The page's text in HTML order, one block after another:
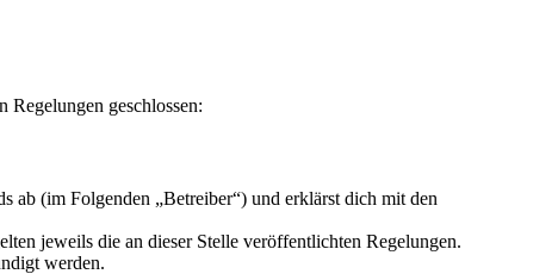
geschlossen:
ab (im Folgenden „Betreiber“) und erklärst dich mit den
jeweils die an dieser Stelle veröffentlichten Regelungen.
werden.